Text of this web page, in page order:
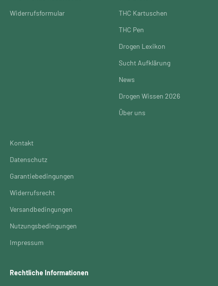
Widerrufsformular
THC Kartuschen
THC Pen
Drogen Lexikon
Sucht Aufklärung
News
Drogen Wissen 2026
Über uns
Kontakt
Datenschutz
Garantiebedingungen
Widerrufsrecht
Versandbedingungen
Nutzungsbedingungen
Impressum
Rechtliche Informationen